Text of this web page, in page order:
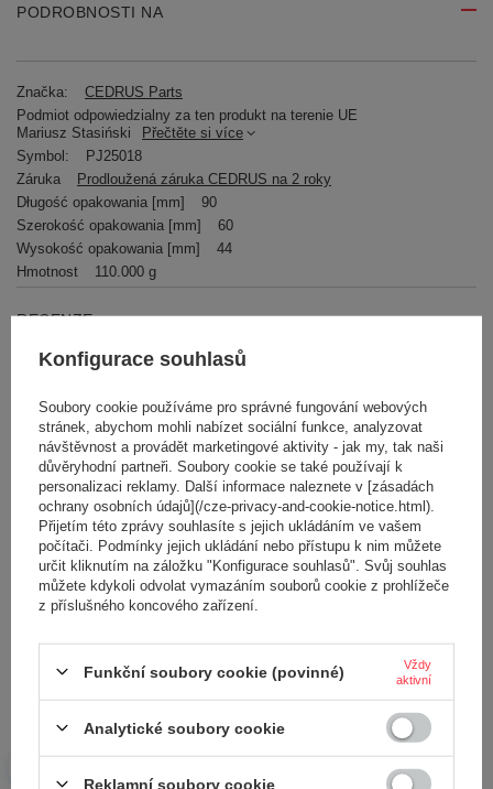
PODROBNOSTI NA
Značka:
CEDRUS Parts
Podmiot odpowiedzialny za ten produkt na terenie UE
Mariusz Stasiński
Přečtěte si více
Symbol:
PJ25018
Záruka
Prodloužená záruka CEDRUS na 2 roky
Długość opakowania [mm]
90
Szerokość opakowania [mm]
60
Wysokość opakowania [mm]
44
Hmotnost
110.000 g
RECENZE
Napište svoji recenzi
Vaše hodnocení:
5/5
Obsah vašeho názoru
Přidejte vlastní obrázek produktu:
Konfigurace souhlasů
Soubory cookie používáme pro správné fungování webových
stránek, abychom mohli nabízet sociální funkce, analyzovat
návštěvnost a provádět marketingové aktivity - jak my, tak naši
důvěryhodní partneři. Soubory cookie se také používají k
personalizaci reklamy. Další informace naleznete v [zásadách
ochrany osobních údajů](/cze-privacy-and-cookie-notice.html).
Přijetím této zprávy souhlasíte s jejich ukládáním ve vašem
počítači. Podmínky jejich ukládání nebo přístupu k nim můžete
určit kliknutím na záložku "Konfigurace souhlasů". Svůj souhlas
můžete kdykoli odvolat vymazáním souborů cookie z prohlížeče
z příslušného koncového zařízení.
Funkční soubory cookie (povinné)
Vždy
aktivní
Analytické soubory cookie
Reklamní soubory cookie